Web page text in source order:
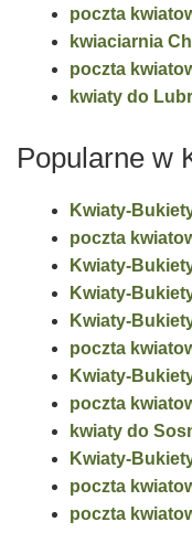
poczta
kwiaciarnia
poczta
kwiaty do
Popularne w
Kwiaty-
poczta
Kwiaty-
Kwiaty-
Kwiaty-
poczta
Kwiaty-
poczta
kwiaty do
Kwiaty-
poczta
poczta